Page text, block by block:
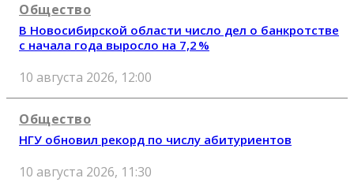
Общество
В Новосибирской области число дел о банкротстве
с начала года выросло на 7,2 %
10 августа 2026, 12:00
Общество
НГУ обновил рекорд по числу абитуриентов
10 августа 2026, 11:30